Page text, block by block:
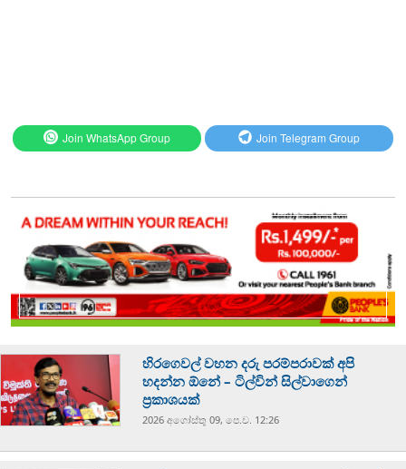
Join WhatsApp Group Join Telegram Group
හිරගෙවල් වහන දරු පරම්පරාවක් අපි
හදන්න ඕනේ – ටිල්වින් සිල්වාගෙන්
ප්‍රකාශයක්
2026 අගෝස්‍තු 09, පෙ.ව. 12:26